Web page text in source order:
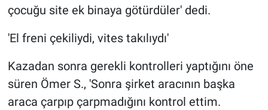
çocuğu site ek binaya götürdüler' dedi.
'El freni çekiliydi, vites takılıydı'
Kazadan sonra gerekli kontrolleri yaptığını öne
süren Ömer S., 'Sonra şirket aracının başka
araca çarpıp çarpmadığını kontrol ettim.